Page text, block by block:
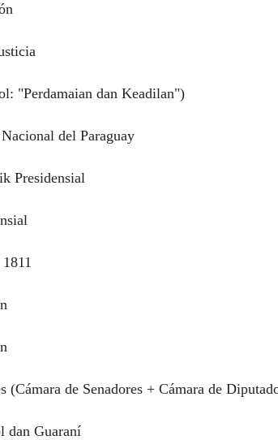
"Perdamaian dan Keadilan")
del Paraguay
Presidensial
(Cámara de Senadores + Cámara de
dan Guaraní